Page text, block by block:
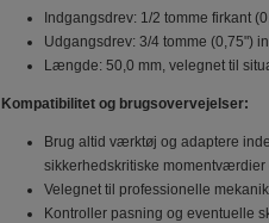
Indgangsdrev: 1/2 tomme firkant
Udgangsdrev: 3/4 tomme (0,75")
Længde: 50,0 mm, velegnet til
Kompatibilitet og brugsovervejelser:
Brug altid værktøj og adaptere
sikkerhedskritiske
Velegnet til professionelle
Kontroller pasning og eventuelle